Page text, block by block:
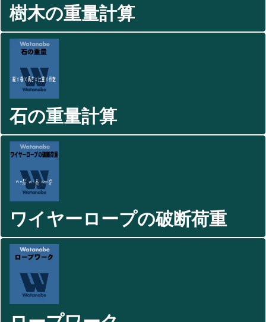
樹木の重量計算
石の重量計算
ワイヤーロープの破断荷重